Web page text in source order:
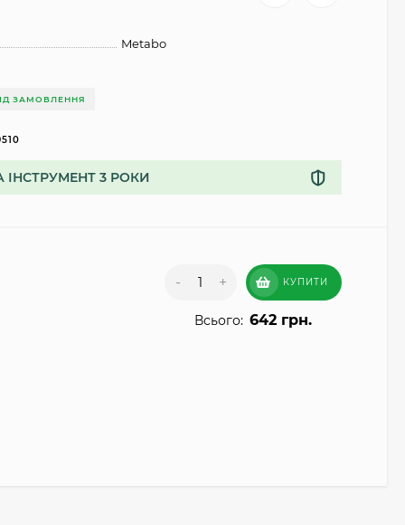
Metabo
ЗАМОВЛЕННЯ
ІНСТРУМЕНТ 3 РОКИ
- + КУПИТИ
Всього: 642 грн.